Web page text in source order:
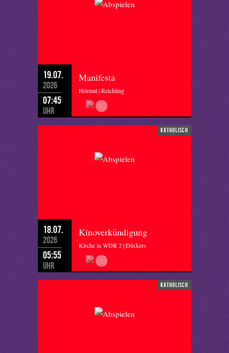
19.07.
2026
07:45
Uhr
Manifesta
Hörmal | Reichling
katholisch
18.07.
2026
05:55
Uhr
Kinoverkündigung
Kirche in WDR 2 | Dückers
katholisch